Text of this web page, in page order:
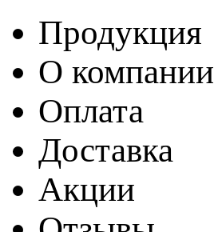
Продукция
О компании
Оплата
Доставка
Акции